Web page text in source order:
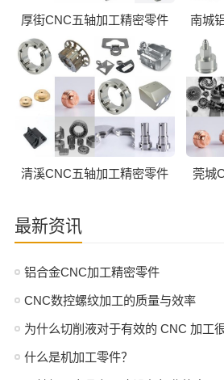
厚街CNC五轴加工精密零件 南城
清溪CNC五轴加工精密零件 莞城
最新资讯
铝合金CNC加工精密零件
CNC数控螺纹加工的质量与效率
什么是机加工零件？